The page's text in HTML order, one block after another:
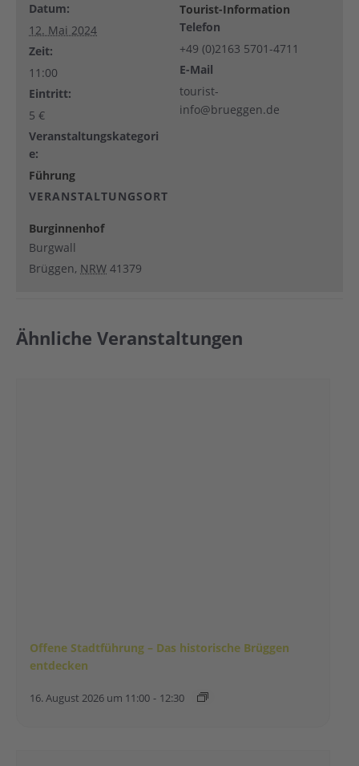
Datum:
12. Mai 2024
Zeit:
11:00
Eintritt:
5 €
Veranstaltungskategori
e:
Führung
VERANSTALTUNGSORT
Burginnenhof
Burgwall
Brüggen, NRW 41379
Tourist-Information
Telefon
+49 (0)2163 5701-4711
E-Mail
tourist-
info@brueggen.de
Ähnliche Veranstaltungen
Offene Stadtführung – Das historische Brüggen
entdecken
16. August 2026 um 11:00 - 12:30